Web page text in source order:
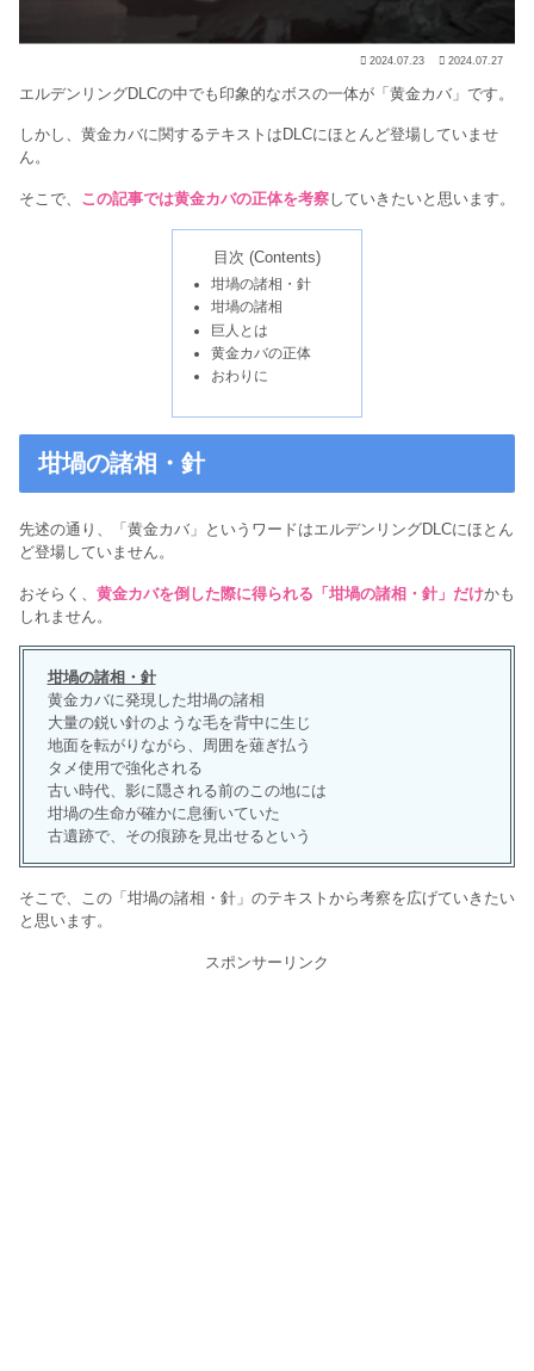
2024.07.23 2024.07.27
エルデンリングDLCの中でも印象的なボスの一体が「黄金カバ」です。
しかし、黄金カバに関するテキストはDLCにほとんど登場していませ
ん。
そこで、 この記事では黄金カバの正体を考察していきたいと思います。
目次 (Contents)
坩堝の諸相・針
坩堝の諸相
巨人とは
黄金カバの正体
おわりに
坩堝の諸相・針
先述の通り、「黄金カバ」というワードはエルデンリングDLCにほとん
ど登場していません。
おそらく、 黄金カバを倒した際に得られる「坩堝の諸相・針」だけかも
しれません。
坩堝の諸相・針
黄金カバに発現した坩堝の諸相
大量の鋭い針のような毛を背中に生じ
地面を転がりながら、周囲を薙ぎ払う
タメ使用で強化される
古い時代、影に隠される前のこの地には
坩堝の生命が確かに息衝いていた
古遺跡で、その痕跡を見出せるという
そこで、この「坩堝の諸相・針」のテキストから考察を広げていきたい
と思います。
スポンサーリンク